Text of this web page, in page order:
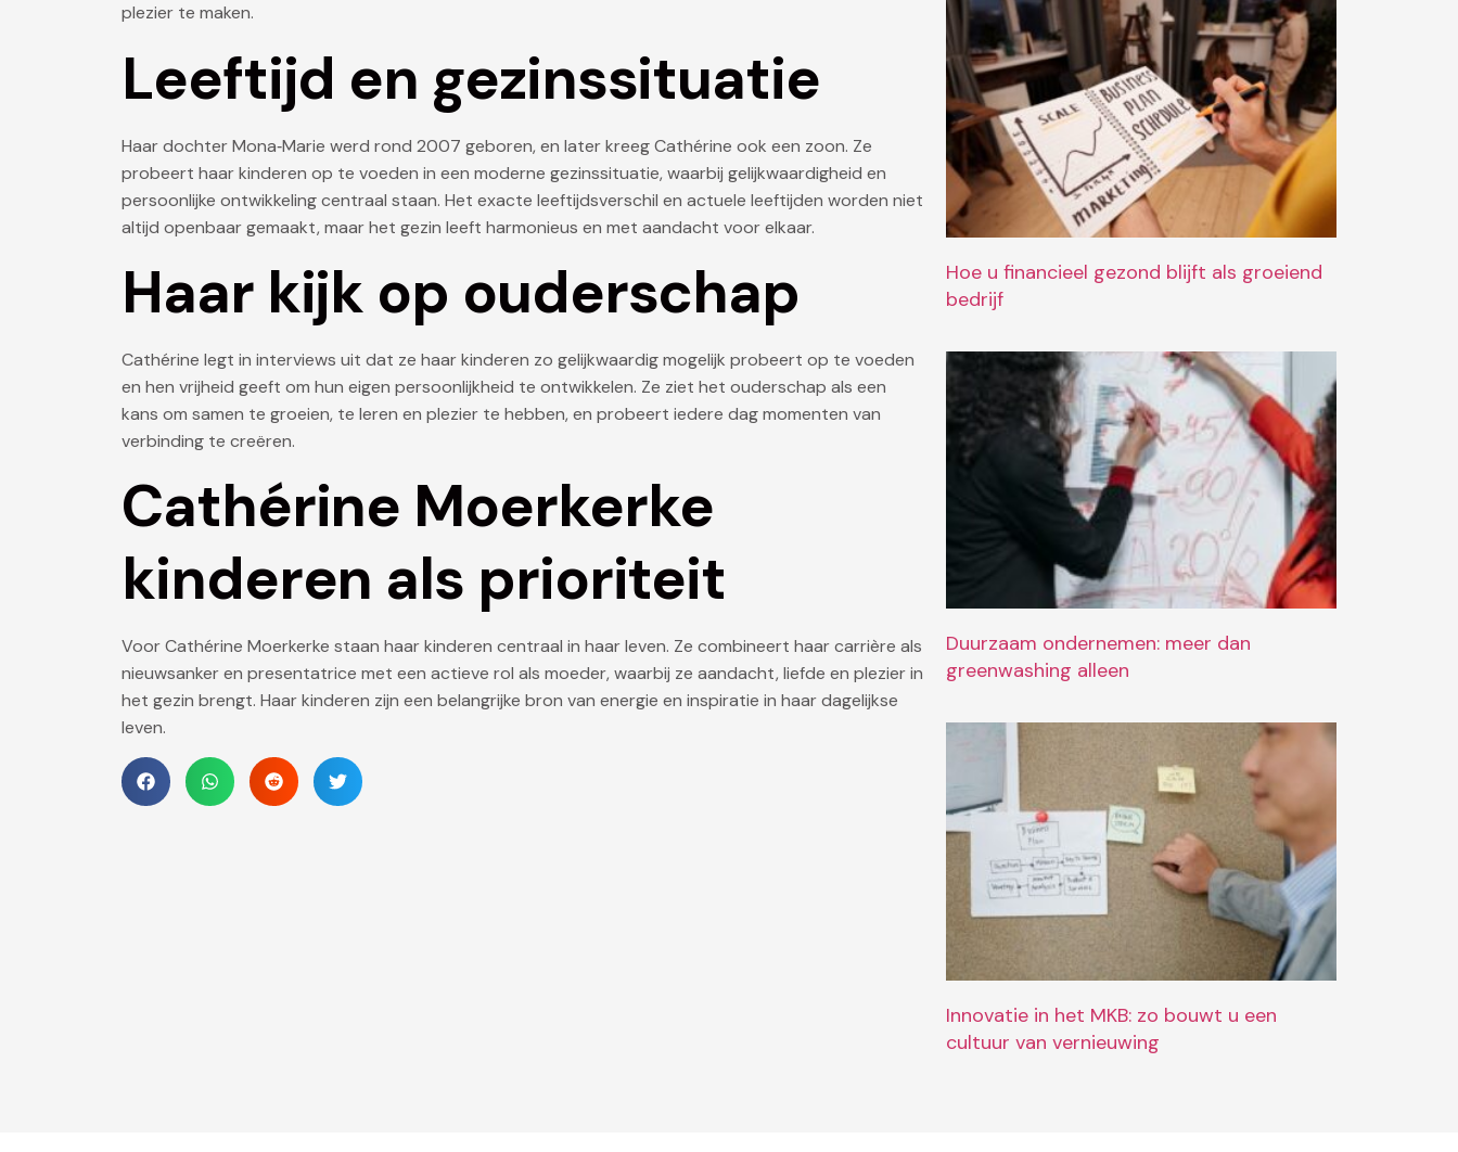
plezier te maken.
Leeftijd en gezinssituatie
Haar dochter Mona‑Marie werd rond 2007 geboren, en later kreeg Cathérine ook een zoon. Ze
probeert haar kinderen op te voeden in een moderne gezinssituatie, waarbij gelijkwaardigheid en
persoonlijke ontwikkeling centraal staan. Het exacte leeftijdsverschil en actuele leeftijden worden niet
altijd openbaar gemaakt, maar het gezin leeft harmonieus en met aandacht voor elkaar.
Haar kijk op ouderschap
Cathérine legt in interviews uit dat ze haar kinderen zo gelijkwaardig mogelijk probeert op te voeden
en hen vrijheid geeft om hun eigen persoonlijkheid te ontwikkelen. Ze ziet het ouderschap als een
kans om samen te groeien, te leren en plezier te hebben, en probeert iedere dag momenten van
verbinding te creëren.
Cathérine Moerkerke
kinderen als prioriteit
Voor Cathérine Moerkerke staan haar kinderen centraal in haar leven. Ze combineert haar carrière als
nieuwsanker en presentatrice met een actieve rol als moeder, waarbij ze aandacht, liefde en plezier in
het gezin brengt. Haar kinderen zijn een belangrijke bron van energie en inspiratie in haar dagelijkse
leven.
Hoe u financieel gezond blijft als groeiend
bedrijf
Duurzaam ondernemen: meer dan
greenwashing alleen
Innovatie in het MKB: zo bouwt u een
cultuur van vernieuwing